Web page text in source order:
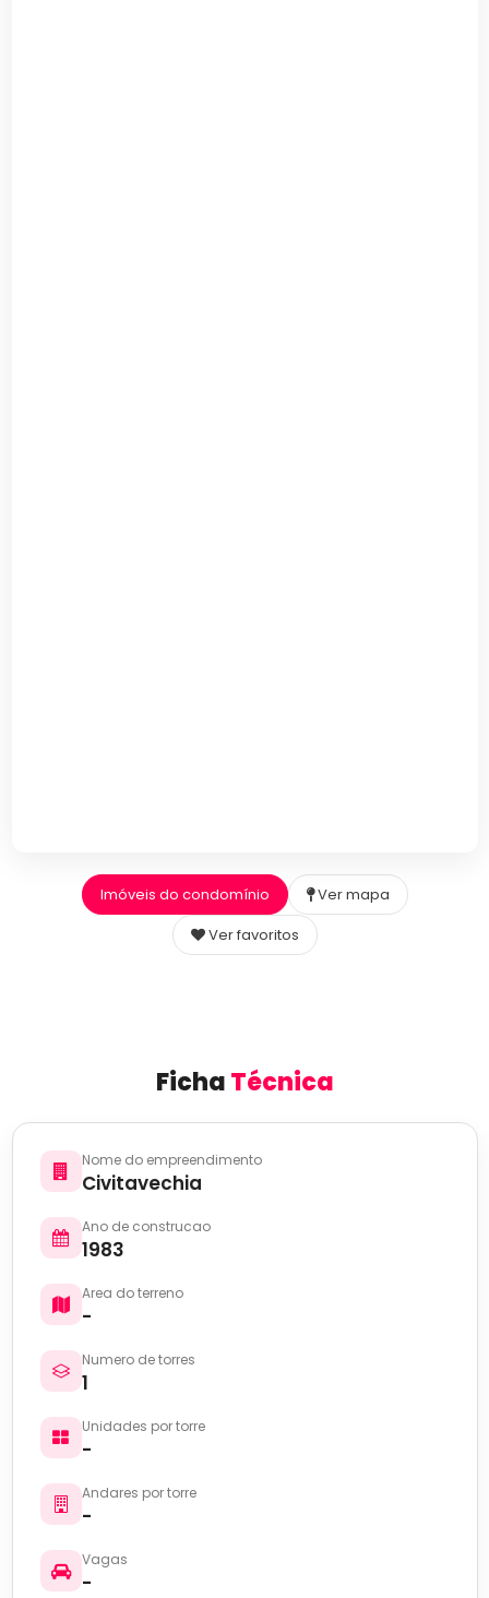
Imóveis do condomínio
Ver mapa
Ver favoritos
FichaTécnica
Nome do empreendimento
Civitavechia
Ano de construcao
1983
Area do terreno
-
Numero de torres
1
Unidades por torre
-
Andares por torre
-
Vagas
-